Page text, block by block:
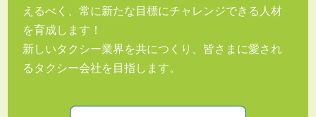
えるべく、常に新たな目標にチャレンジできる人材
を育成します！
新しいタクシー業界を共につくり、皆さまに愛され
るタクシー会社を目指します。